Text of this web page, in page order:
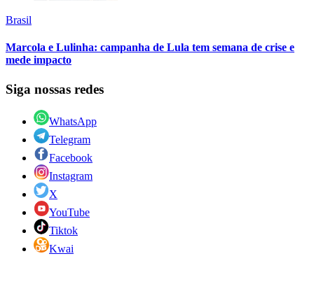
Brasil
Marcola e Lulinha: campanha de Lula tem semana de crise e
mede impacto
Siga nossas redes
WhatsApp
Telegram
Facebook
Instagram
X
YouTube
Tiktok
Kwai